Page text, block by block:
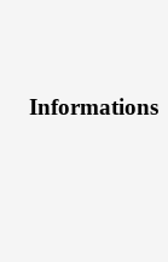
Informations